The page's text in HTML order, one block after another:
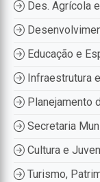
Des. Agrícola
Educação e
Infraestrutura
Planejamento
Secretaria
Cultura e
Turismo,